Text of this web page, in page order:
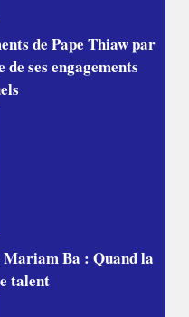
de Pape Thiaw par
ses engagements
Ba : Quand la
talent